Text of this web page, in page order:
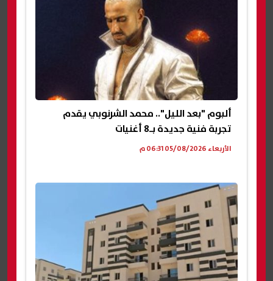
ألبوم "بعد الليل".. محمد الشرنوبي يقدم
تجربة فنية جديدة بـ8 أغنيات
الأربعاء 05/08/2026 06:31 م